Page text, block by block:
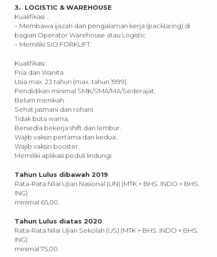
3. LOGISTIC & WAREHOUSE
Kualifikasi :
– Membawa ijazah dan pengalaman kerja (packlaring) di
bagian Operator Warehouse atau Logistic
– Memiliki SIO FORKLIFT.
Kualifikasi :
Pria dan Wanita.
Usia max. 23 tahun (max. tahun 1999).
Pendidikan minimal SMK/SMA/MA/Sederajat.
Belum menikah.
Sehat jasmani dan rohani.
Tidak buta warna.
Bersedia bekerja shift dan lembur.
Wajib vaksin pertama dan kedua.
Wajib vaksin booster.
Memiliki aplikasi peduli lindungi.
Tahun Lulus dibawah 2019
Rata-Rata Nilai Ujian Nasional (UN) (MTK + BHS. INDO + BHS.
ING)
minimal 65,00.
Tahun Lulus diatas 2020
Rata-Rata Nilai Ujian Sekolah (US) (MTK + BHS. INDO + BHS.
ING)
minimal 75,00.